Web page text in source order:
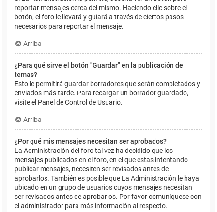
reportar mensajes cerca del mismo. Haciendo clic sobre el
botón, el foro le llevará y guiará a través de ciertos pasos
necesarios para reportar el mensaje.
Arriba
¿Para qué sirve el botón "Guardar" en la publicación de
temas?
Esto le permitirá guardar borradores que serán completados y
enviados más tarde. Para recargar un borrador guardado,
visite el Panel de Control de Usuario.
Arriba
¿Por qué mis mensajes necesitan ser aprobados?
La Administración del foro tal vez ha decidido que los
mensajes publicados en el foro, en el que estas intentando
publicar mensajes, necesiten ser revisados antes de
aprobarlos. También es posible que La Administración le haya
ubicado en un grupo de usuarios cuyos mensajes necesitan
ser revisados antes de aprobarlos. Por favor comuníquese con
el administrador para más información al respecto.